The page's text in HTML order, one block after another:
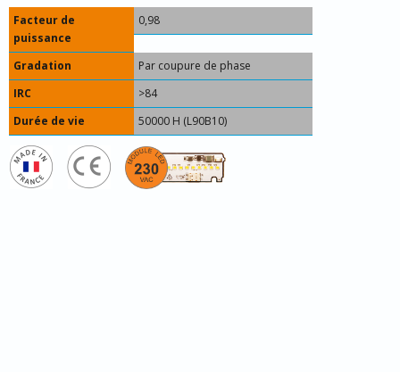
Facteur de
puissance
0,98
Gradation
Par coupure de phase
IRC
>84
Durée de vie
50000 H (L90B10)